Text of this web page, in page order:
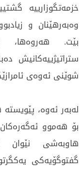
خزمەتگوزارییە
وەبەرهێنان و
بێت. هەروەها،
ستراتیژییەکانیش
شوێنی ئەوەی
لەبەر ئەوە،
بۆ هەموو
هاوبەشی نێوان
گفتوگۆیەکی